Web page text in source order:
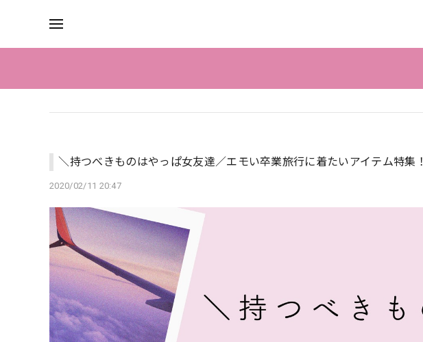
＼持つべきものはやっぱ女友達／エモい卒業旅行に着たいアイテム特集！
2020/02/11 20:47